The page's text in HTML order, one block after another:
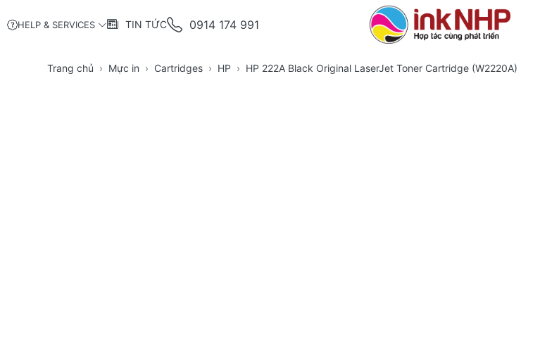
HELP & SERVICES TIN TỨC 0914 174 991
Trang chủ Mực in Cartridges HP HP 222A Black Original LaserJet Toner Cartridge (W2220A)